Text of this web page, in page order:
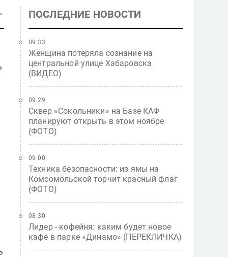
ПОСЛЕДНИЕ НОВОСТИ
Женщина потеряла сознание на
центральной улице Хабаровска
(ВИДЕО)
09:33
Сквер «Сокольники» на Базе КАФ
планируют открыть в этом ноябре
(ФОТО)
09:29
Техника безопасности: из ямы на
Комсомольской торчит красный флаг
(ФОТО)
09:00
Лидер - кофейня: каким будет новое
кафе в парке «Динамо» (ПЕРЕКЛИЧКА)
08:30